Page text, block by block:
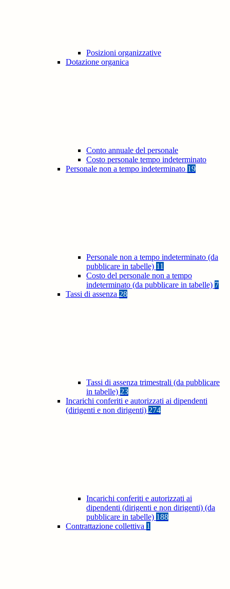
Posizioni organizzative
Dotazione organica
Conto annuale del personale
Costo personale tempo indeterminato
Personale non a tempo indeterminato 19
Personale non a tempo indeterminato (da
pubblicare in tabelle) 11
Costo del personale non a tempo
indeterminato (da pubblicare in tabelle) 7
Tassi di assenza 28
Tassi di assenza trimestrali (da pubblicare
in tabelle) 23
Incarichi conferiti e autorizzati ai dipendenti
(dirigenti e non dirigenti) 274
Incarichi conferiti e autorizzati ai
dipendenti (dirigenti e non dirigenti) (da
pubblicare in tabelle) 188
Contrattazione collettiva 1